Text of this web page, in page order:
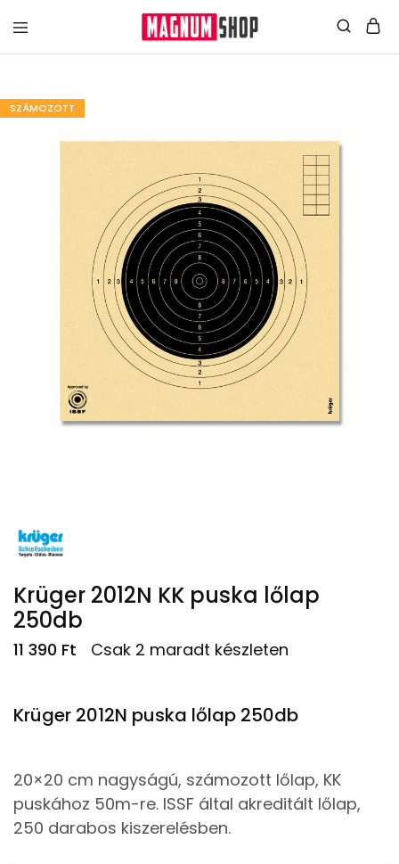
SZÁMOZOTT
Krüger 2012N KK puska lőlap
250db
11 390 Ft Csak 2 maradt készleten
Krüger 2012N puska lőlap 250db
20×20 cm nagyságú, számozott lőlap, KK
puskához 50m-re. ISSF által akreditált lőlap,
250 darabos kiszerelésben.